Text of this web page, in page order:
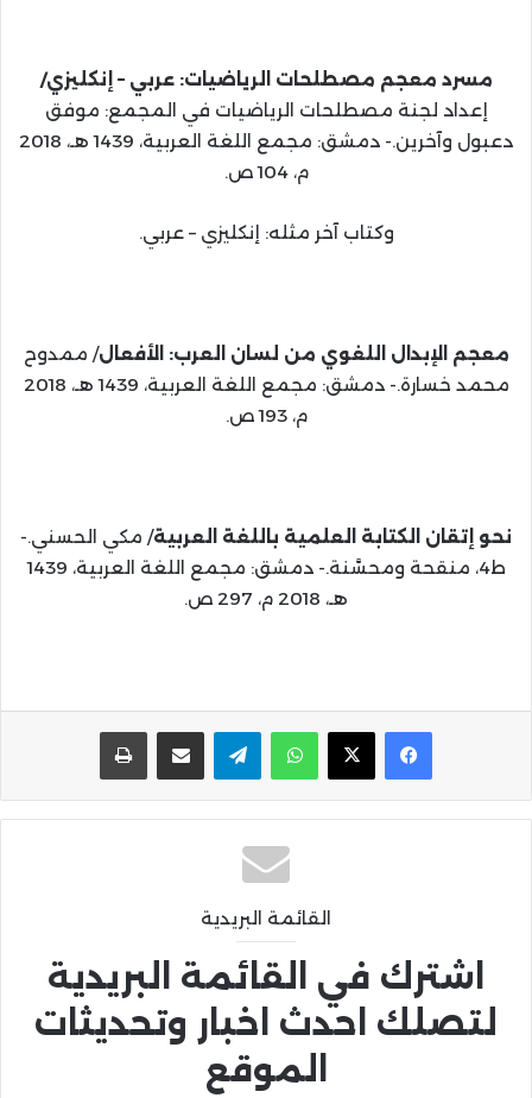
مسرد معجم مصطلحات الرياضيات: عربي – إنكليزي/
إعداد لجنة مصطلحات الرياضيات في المجمع: موفق
دعبول وآخرين.- دمشق: مجمع اللغة العربية، 1439 هـ، 2018
م، 104 ص.
وكتاب آخر مثله: إنكليزي – عربي.
معجم الإبدال اللغوي من لسان العرب: الأفعال/ ممدوح
محمد خسارة.- دمشق: مجمع اللغة العربية، 1439 هـ، 2018
م، 193 ص.
نحو إتقان الكتابة العلمية باللغة العربية/ مكي الحسني.-
ط4، منقحة ومحسَّنة.- دمشق: مجمع اللغة العربية، 1439
هـ، 2018 م، 297 ص.
واتساب تيلقرام مشاركة عبر البريد
القائمة البريدية
اشترك في القائمة البريدية
لتصلك احدث اخبار وتحديثات
الموقع